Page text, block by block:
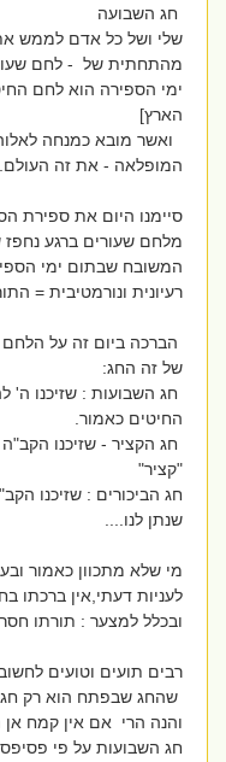
חג השבועה
שלי ושל כל אדם לממש את
מהתחתית של - לחם
ימי הספירה הוא לחם
הארץ]
ואשר מובא כמנחה
המופלאה - את זה העולם.
סיימנו היום את ספירת
מלחם שעורים ברגע נחפז
המשובח שבתום ימי
רעיונית ונורמטיבית =
הברכה ביום זה על הלחם .
של זה החג:
חג השבועות : שזיכנו ה'
החיטים כאמור.
חג הקציר - שזיכנו הקב"ה
"קציר"
חג הביכורים : שזיכנו
שנתן לנו....
מי שלא מתכוון כאמור
לעניות דעתי,אין ברכתו
ובכלל למצער : תורתו חסרה
רבים תועים וטועים לחשוב,.
שהחג שבפתח הוא רק חג
והנה הרי אם אין קמח אן
חג השבועות על פי פסיפס